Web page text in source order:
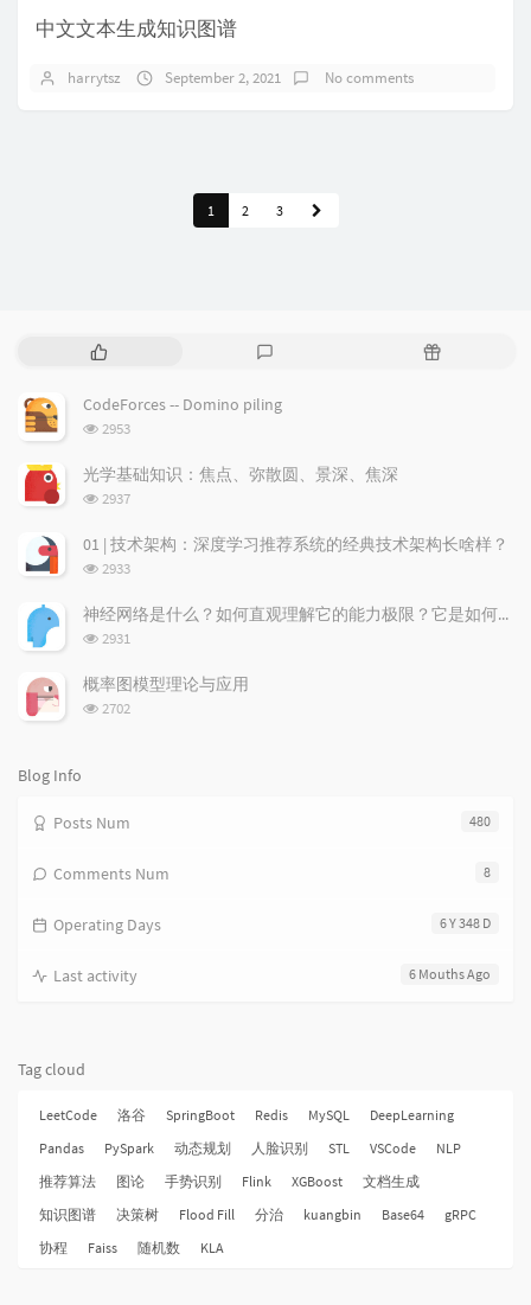
中文文本生成知识图谱
harrytsz September 2, 2021 No comments
1 2 3
P
p
u
a
r
r
t
c
l
s
e
t
m
n
R
t
l
CodeForces -- Domino piling
浏
次
数:
2953
光学基础知识：焦点、弥散圆、景深、焦深
浏
次
数:
2937
01 | 技术架构：深度学习推荐系统的经典技术架构长啥样？
浏
次
数:
2933
神经网络是什么？如何直观理解它的能力极限？它是如何无限逼近真理？
浏
次
数:
2931
概率图模型理论与应用
浏
2702
Blog Info
480
Posts Num
8
Comments Num
6 Y 348 D
Operating Days
6 Mouths Ago
Last activity
Tag cloud
LeetCode 洛谷 SpringBoot Redis MySQL
DeepLearning
Pandas
PySpark 动态规划 人脸识别 STL VSCode
NLP
推荐算法
图论 手势识别 Flink XGBoost
文档生成
知识图谱
决策树 Flood Fill 分治 kuangbin Base64
gRPC
协程
Faiss 随机数 KLA